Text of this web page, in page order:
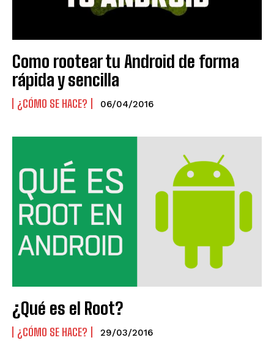
Como rootear tu Android de forma
rápida y sencilla
¿CÓMO SE HACE? 06/04/2016
¿Qué es el Root?
¿CÓMO SE HACE? 29/03/2016